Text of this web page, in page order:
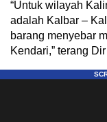
“Untuk wilayah
adalah Kalbar –
barang menyebar
Kendari,” terang